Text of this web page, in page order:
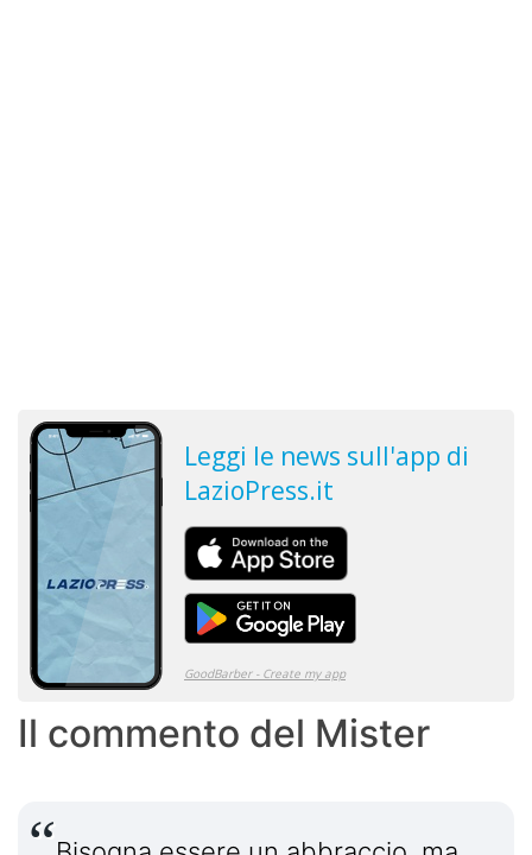
Il commento del Mister